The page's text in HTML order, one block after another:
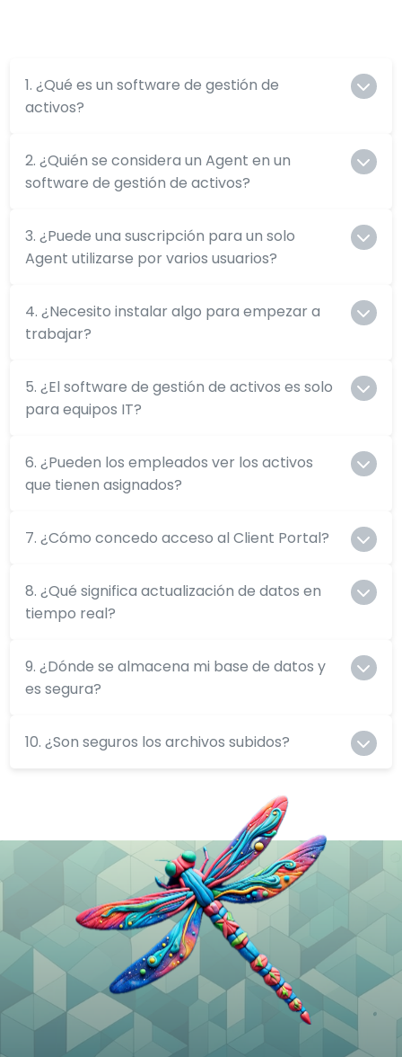
1. ¿Qué es un software de gestión de
activos?
2. ¿Quién se considera un Agent en un
software de gestión de activos?
3. ¿Puede una suscripción para un solo
Agent utilizarse por varios usuarios?
4. ¿Necesito instalar algo para empezar a
trabajar?
5. ¿El software de gestión de activos es solo
para equipos IT?
6. ¿Pueden los empleados ver los activos
que tienen asignados?
7. ¿Cómo concedo acceso al Client Portal?
8. ¿Qué significa actualización de datos en
tiempo real?
9. ¿Dónde se almacena mi base de datos y
es segura?
10. ¿Son seguros los archivos subidos?